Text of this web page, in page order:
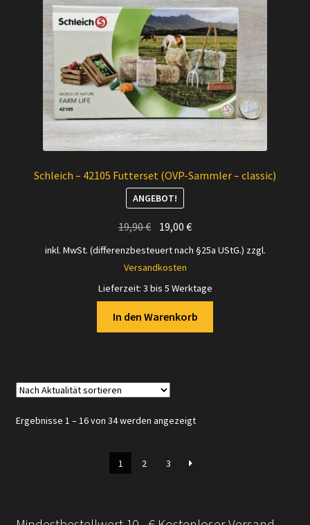
Schleich – 42105 Futterset (OVP-Sammler – classic)
ANGEBOT!
19,90€ Ursprünglicher
19,00€Aktueller
inkl. MwSt. (differenzbesteuert nach §25a UStG.) zzgl.
Versandkosten
Lieferzeit: 3 bis 5 Werktage
In den Warenkorb
Ergebnisse 1 – 16 von 34 werden angezeigtNach
1
2 3